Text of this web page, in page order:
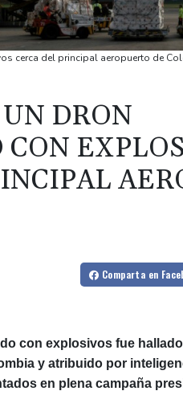
cerca del principal aeropuerto de
DRON
Comparta en
con explosivos fue
y atribuido por
en plena campaña